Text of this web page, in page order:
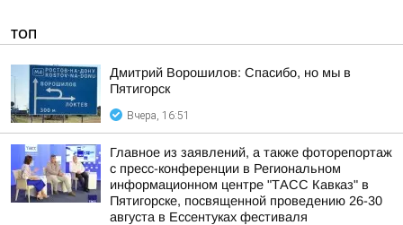
ТОП
Дмитрий Ворошилов: Спасибо, но мы в
Пятигорск
Вчера, 16:51
Главное из заявлений, а также фоторепортаж
с пресс-конференции в Региональном
информационном центре "ТАСС Кавказ" в
Пятигорске, посвященной проведению 26-30
августа в Ессентуках фестиваля